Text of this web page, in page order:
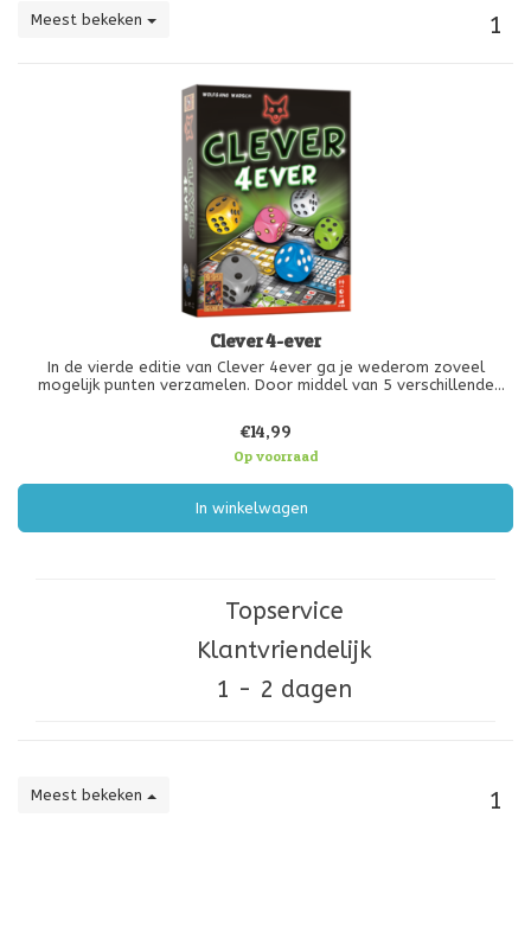
Meest bekeken 1
Clever 4-ever
In de vierde editie van Clever 4ever ga je wederom zoveel
mogelijk punten verzamelen. Door middel van 5 verschillende
€14,99
Op voorraad
In winkelwagen
Topservice
Klantvriendelijk
1 - 2 dagen
Meest bekeken 1